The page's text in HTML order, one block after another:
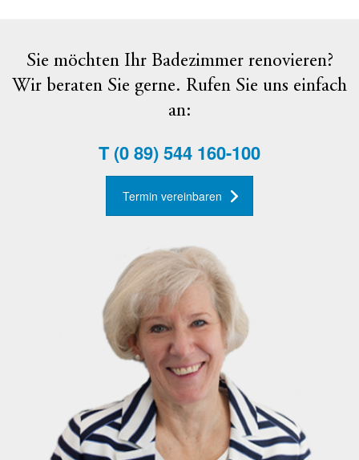
Sie möchten Ihr Badezimmer renovieren?
Wir beraten Sie gerne. Rufen Sie uns einfach
an:
T(0 89) 544 160-100
Termin vereinbaren